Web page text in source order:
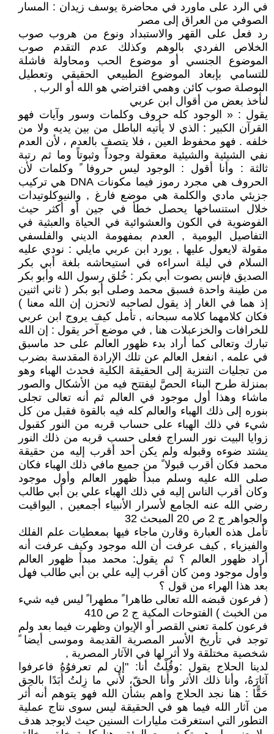
في الرد على ماورد في محاضرة يوسف زيدان : المسار
الصوفي من العراق إلى مصر
رد فعل على القهر والاستبداد ونوع من هروب صوب
الخلاص الفردي بالوهم وكذلك عدم التقدم صوب
الموضوع الجنسي أو موضوع الحب ومحاولة فاشلة
للتسامي بإبعاد الموضوع الطبيعي الحقيقي وتعطيل
البوصلة صوب كائن وهمي افتراضي هو الله أو الرب ,
لنأخذ بعض من أقوال ابن عربي
يقول : « الوجود كله حروف وكلمات وسور وآيات فهو
القرآن الكبير : الذي لا يأتيه الباطل من بين يديه ولا من
خلفه . فهو محفوظ العين ، فلا يتصف بالعدم ، لأن العدم
نفي الشيئية والشيئية معقولة وجوداً وثبوتاً وما ثم رتبة
ثالثة : وأنا أقول : الوجود ليس حروفا ً وكلمات لأن
الحروف هي مجرد رموز فيما مكونات DNA هي تركيب
جزيئي مادي والكلمة هي موضع فارغ , والنيوكلوتيدات
خلال استنساخها يحصل خطأ في جين أو أكثر حيث
الفوضوية في الكون والعشوائية في الحياة والعبثية في
التفاصيل اليومية , العدم بمفهومة الديني والفلسفي
مقولة لايعول عليها , يورد ابن عربي مايلي : نودي عليه
السلام في ليلة اسراءه في استيحاشه بلغة أبي بكر
الصديق فإنس بصوت أبي بكر : خُلق رسول الله وأبو بكر
من طينة واحدة فسبق محمد وصلى أبو بكر ( ثاني اثنين
إذ هما في الغار إذ يقول لصاحبه لاتحزن إن الله معنا )
فكان كلامهما كلامه سبحانه , تأمل كيف يروج ابن عربي
للخرافات والخزعبلات هنا , في موضع آخر يقول : إن الله
تبارك وتعالى كما أراد بدء ظهور العالم على حد ماسبق
في علمه , انفعل العالم عن تلك الإرادة المقدسة بضرب
من تجليات التنزية إلى الحقيقة الكلية فحدث الهباء وهو
بمنزلة طرح البناء الحصَّ ليفتتح فيه من الأشكال والصور
ماشاء وهذا أول موجود في العالم ثم أنه تعالى تجلى
بنوره إلى ذلك الهباء والعالم كله فيه بالقوة فقبل من كل
شيء في ذلك الهباء على حساب قربه من النور كقبول
زوايا البيت نور السراج فعلى حسب قربه من ذلك النور
يشتد ضوءه وقبوله ولم يكن أحد أقرب إليه من حقيقة
محمد فكان أقرب قبولا ً من جميع مافي ذلك الهباء فكان
صلى الله عليه وسلم مبدأ ظهور العالم وأول موجود
وكان أقرب الناس إليه في ذلك الهباء علي بن أبي طالب
رضي الله عنه الجامع لأسرار الأنبياء أجمعين , اليواقيت
والجواهر ج 2 ص 20 المبحث 32
تأمل هذه العبارة وقارن ماجاء فيها بمعطيات علم الفلك
والفيزياء , كيف عرفت أن الله موجود وكيف عرفت أنه
أراد ظهور العالم ؟ ثم يقول: محمد مبدأ ظهور العالم
وأول موجود ومن كان أقرب إليه علي بن أبي طالب فهل
بعد هذا الهراء من قول ؟
( فرعون قبضه الله تعالى طاهرا ً مطهرا ً ليس فيه شيء
من الخبث ) الفتوحات المكية ج 2 ص 410
فرعون كلمة تعني القصر أو الإيوان وظهرت فيما بعد ولم
توجد في تأريخ الأسر المصرية القديمة وموسى أيضا ً
شخصية مختلقة ولا أثر لها في الآثار المصرية ,
لدينا الحلاج يقول :وقُلْتُ أنا: "إن لم تعرفوُهُ فاعرفوا
آثارَهُ، وأنا ذلك الأثر وأَنا الحقّ، لأَني ما زِلتُ أَبَدًا بالحِق
حَقًّا : هنا نجد الحلاج واهم بشأن الله فهو يتوهم أنه أثر
من آثار الله فيما هو في الحقيقة ليس سوى نتاج عملية
التطور التي استغرقت مليارات السنين حيث لايوجد هدف